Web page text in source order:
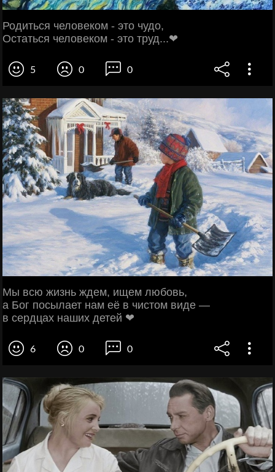
Родиться человеком - это чудо,
Остаться человеком - это труд...❤
5 0 0
Мы всю жизнь ждем, ищем любовь,
а Бог посылает нам её в чистом виде —
в сердцах наших детей ❤
6 0 0